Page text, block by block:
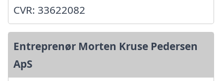
CVR: 33622082
Entreprenør Morten Kruse Pedersen
ApS